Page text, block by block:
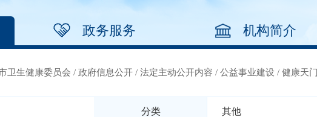
政务服务 机构简介
卫生健康委员会 / 政府信息公开 / 法定主动公开内容 / 公益事业建设 / 健康天门
分类 其他